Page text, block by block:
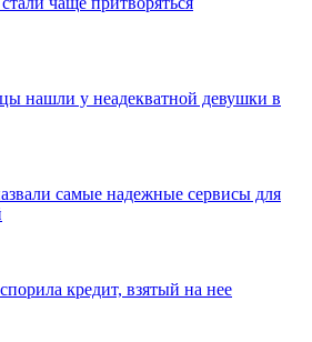
нашли у неадекватной девушки в
самые надежные сервисы для
кредит, взятый на нее